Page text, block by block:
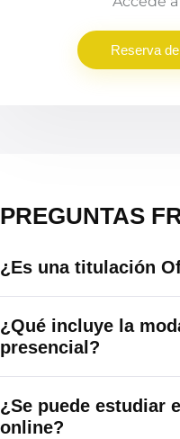
Reserva
PREGUNTAS
¿Es una titulación
¿Qué incluye la
presencial?
¿Se puede estudiar
online?